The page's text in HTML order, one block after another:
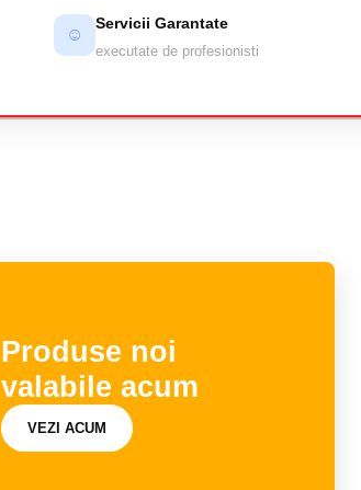
☺
Servicii Garantate
executate de profesionisti
Produse noi
valabile acum
VEZI ACUM